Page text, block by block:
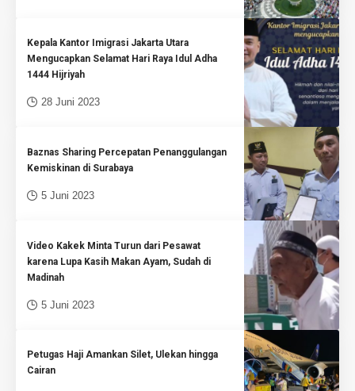
Kepala Kantor Imigrasi Jakarta Utara
Mengucapkan Selamat Hari Raya Idul Adha
1444 Hijriyah
28 Juni 2023
Baznas Sharing Percepatan Penanggulangan
Kemiskinan di Surabaya
5 Juni 2023
Video Kakek Minta Turun dari Pesawat
karena Lupa Kasih Makan Ayam, Sudah di
Madinah
5 Juni 2023
Petugas Haji Amankan Silet, Ulekan hingga
Cairan